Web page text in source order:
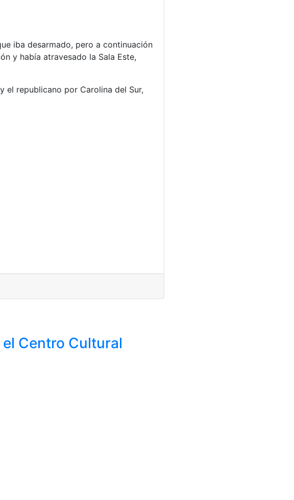
iba desarmado, pero a continuación
y había atravesado la Sala Este,
el republicano por Carolina del Sur,
Centro Cultural